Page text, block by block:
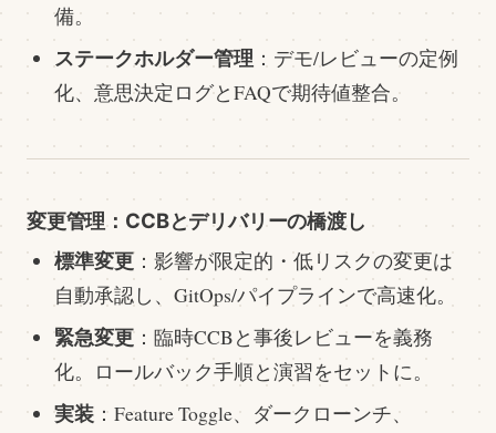
備。
ステークホルダー管理 ：デモ/レビューの定例
化、意思決定ログとFAQで期待値整合。
変更管理：CCBとデリバリーの橋渡し
標準変更：影響が限定的・低リスクの変更は
自動承認し、GitOps/パイプラインで高速化。
緊急変更：臨時CCBと事後レビューを義務
化。ロールバック手順と演習をセットに。
実装：Feature Toggle、ダークローンチ、